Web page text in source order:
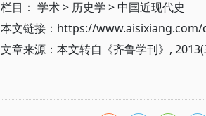
栏目： 学术> 历史学 >中国近现代史
本文链接：https://
文章来源：本文转自《齐鲁学刊》,